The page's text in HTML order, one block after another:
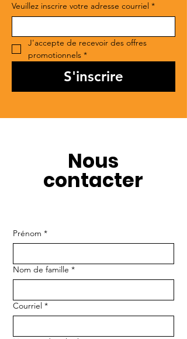
Veuillez inscrire votre adresse courriel *
J'accepte de recevoir des offres
promotionnels *
S'inscrire
Nous
contacter
Prénom *
Nom de famille *
Courriel *